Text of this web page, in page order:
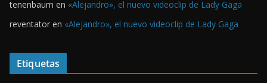
tenenbaum en «Alejandro», el nuevo videoclip de Lady Gaga
reventator en «Alejandro», el nuevo videoclip de Lady Gaga
Etiquetas